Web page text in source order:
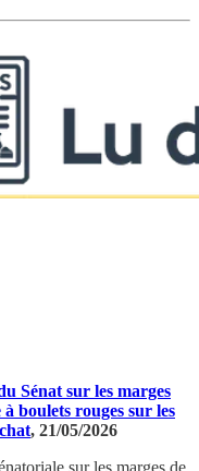
Sénat sur les marges
boulets rouges sur les
, 21/05/2026
sur les marges de